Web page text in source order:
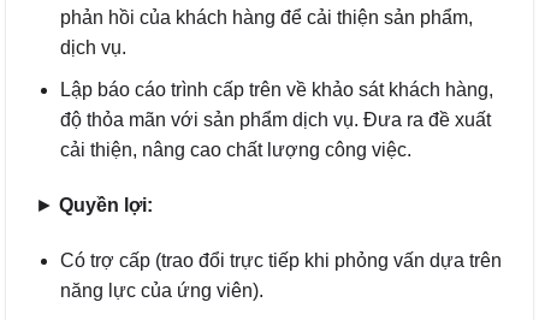
phản hồi của khách hàng để cải thiện sản phẩm,
dịch vụ.
Lập báo cáo trình cấp trên về khảo sát khách hàng,
độ thỏa mãn với sản phẩm dịch vụ. Đưa ra đề xuất
cải thiện, nâng cao chất lượng công việc.
► Quyền lợi:
Có trợ cấp (trao đổi trực tiếp khi phỏng vấn dựa trên
năng lực của ứng viên).